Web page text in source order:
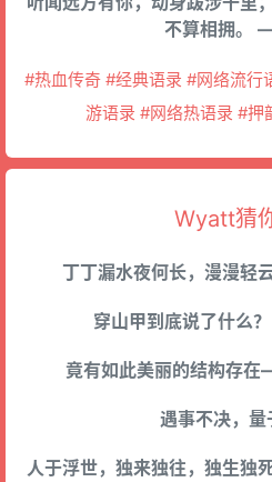
不算相拥。
#热血传奇 #经典语录 #网络流行
游语录 #网络热语录 #押
Wyatt猜
丁丁漏水夜何长，漫漫
穿山甲到底说了什么
竟有如此美丽的结构存
遇事不决，量
人于浮世，独来独往，独生独